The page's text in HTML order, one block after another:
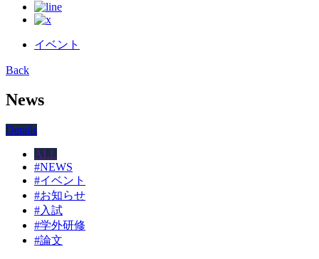
イベント
Back
News
Details
ALL
#NEWS
#イベント
#お知らせ
#入試
#学外研修
#論文